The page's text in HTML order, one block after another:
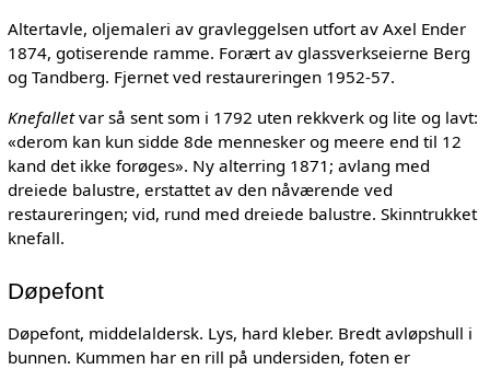
Altertavle, oljemaleri av gravleggelsen utfort av Axel Ender
1874, gotiserende ramme. Forært av glassverkseierne Berg
og Tandberg. Fjernet ved restaureringen 1952-57.
Knefalletvar så sent som i 1792 uten rekkverk og lite og lavt:
«derom kan kun sidde 8de mennesker og meere end til 12
kand det ikke forøges». Ny alterring 1871; avlang med
dreiede balustre, erstattet av den nåværende ved
restaureringen; vid, rund med dreiede balustre. Skinntrukket
knefall.
Døpefont
Døpefont, middelaldersk. Lys, hard kleber. Bredt avløpshull i
bunnen. Kummen har en rill på undersiden, foten er